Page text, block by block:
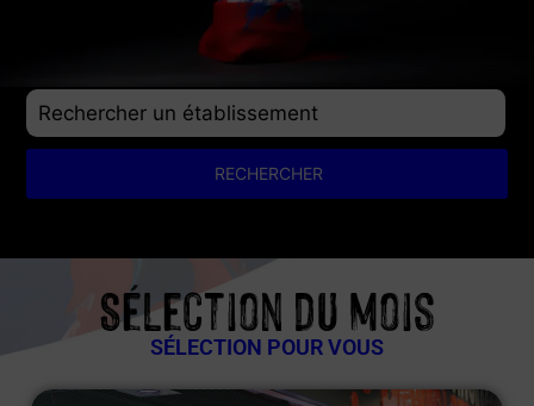
RECHERCHER
Sélection du mois
SÉLECTION POUR VOUS